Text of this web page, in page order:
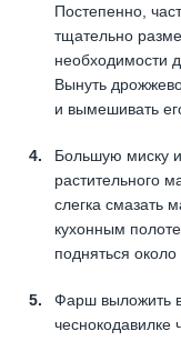
Постепенно,
тщательно
необходимости
Вынуть
и вымешивать
Большую миску
растительного
слегка смазать
кухонным
подняться
Фарш выложить
чеснокодавилке